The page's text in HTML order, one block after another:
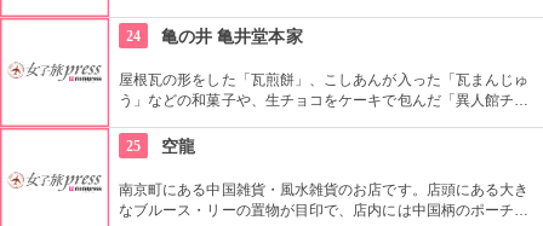
設されており、珍しいビールやワイン、チョコレートなどが楽
しめる。
24 亀の井 亀井堂本家
屋根瓦の形をした「瓦煎餅」、こしあんが入った「瓦まんじゅ
う」などの和菓子や、生チョコをケーキで包んだ「異人館チョ
煎餅」は一枚一枚じっくりと焼き上げた甘い素焼きの煎餅で、
神戸のお土産としても喜ばれている。
25 空龍
南京町にある中国雑貨・風水雑貨のお店です。店頭にある大き
なブルース・リーの置物が目印で、店内には中国柄のポーチ、